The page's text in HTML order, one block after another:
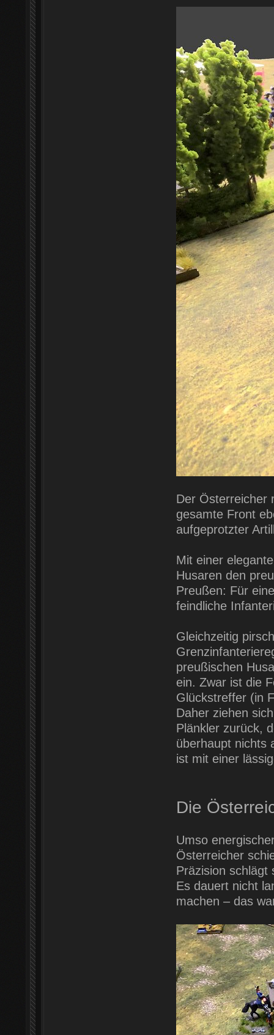
Der Österreicher
gesamte Front
aufgeprotzter
Mit einer
Husaren den
Preußen: Für
feindliche
Gleichzeitig
preußischen
ein. Zwar ist die
Glückstreffer (in
Daher ziehen
Plänkler zurück,
überhaupt nichts
ist mit einer
Die
Umso
Österreicher
Präzision schlägt
Es dauert nicht
machen – das